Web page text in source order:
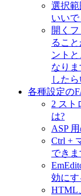
選択
いい
開く
るこ
ント
なり
した
各種設定の
2 スト
は?
ASP
Ctrl +
でき
効にす
HTML